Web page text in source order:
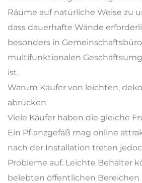
Räume auf natürliche Weise zu
dass dauerhafte Wände
besonders in
multifunktionalen
ist.
Warum Käufer von leichten,
abrücken
Viele Käufer haben die gleiche
Ein Pflanzgefäß mag online
nach der Installation treten
Probleme auf. Leichte Behälter
belebten öffentlichen Bereichen